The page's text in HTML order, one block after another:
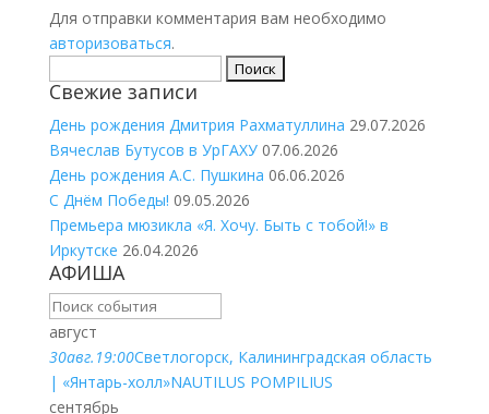
Для отправки комментария вам необходимо
авторизоваться.
Свежие записи
День рождения Дмитрия Рахматуллина 29.07.2026
Вячеслав Бутусов в УрГАХУ 07.06.2026
День рождения А.С. Пушкина 06.06.2026
С Днём Победы! 09.05.2026
Премьера мюзикла «Я. Хочу. Быть с тобой!» в
Иркутске 26.04.2026
АФИША
август
30авг. 19:00Светлогорск, Калининградская область
| «Янтарь-холл»NAUTILUS POMPILIUS
сентябрь